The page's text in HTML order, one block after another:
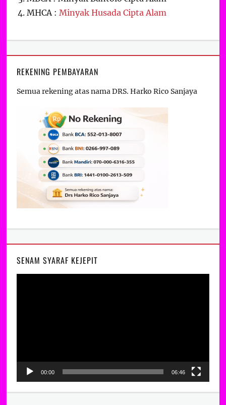
MHCA :Minyak Husada Cipta Alam
REKENING PEMBAYARAN
Semua rekening atas nama DRS. Harko Rico Sanjaya
SENAM SYARAF KEJEPIT
00:00 06:46